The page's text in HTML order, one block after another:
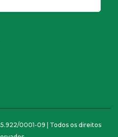
0001-09 | Todos os direitos